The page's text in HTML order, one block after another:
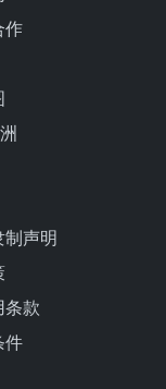
作
制声明
条款
件